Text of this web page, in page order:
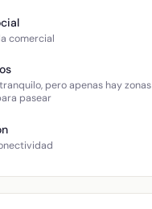
comercial
pero apenas hay zonas
pasear